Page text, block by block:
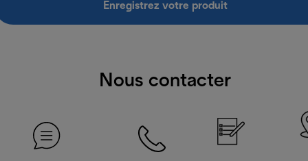
Enregistrez votre produit
Nous contacter